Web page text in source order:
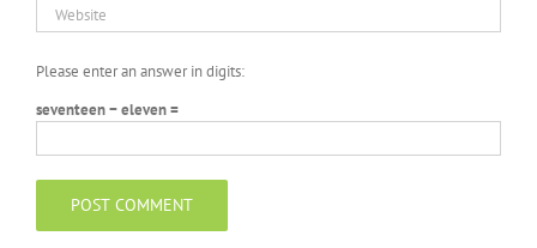
Please enter an answer in digits:
seventeen − eleven =